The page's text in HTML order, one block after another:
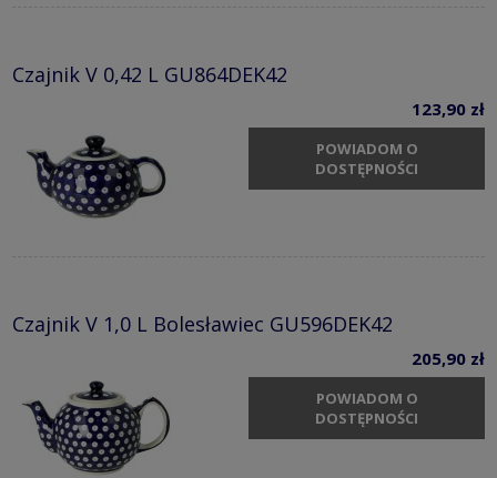
Czajnik V 0,42 L GU864DEK42
123,90 zł
POWIADOM O
DOSTĘPNOŚCI
Czajnik V 1,0 L Bolesławiec GU596DEK42
205,90 zł
POWIADOM O
DOSTĘPNOŚCI